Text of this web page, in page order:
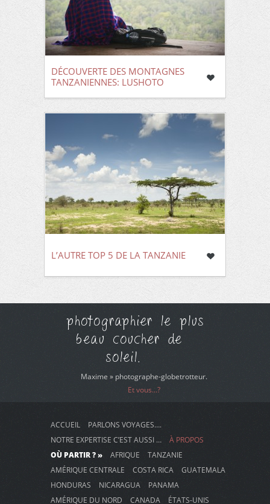
DÉCOUVERTE DES MONTAGNES
TANZANIENNES: LUSHOTO
L’AUTRE TOP 5 DE LA TANZANIE
photographier le plus
beau coucher de
soleil.
Maxime » photographe-globetrotteur.
Et vous...?
ACCUEIL
PARLONS VOYAGES….
NOTRE EXPERTISE C’EST AUSSI …
À PROPOS
OÙ PARTIR ? »
AFRIQUE
TANZANIE
AMÉRIQUE CENTRALE
COSTA RICA
GUATEMALA
HONDURAS
NICARAGUA
PANAMA
AMÉRIQUE DU NORD
CANADA ÉTATS-UNIS